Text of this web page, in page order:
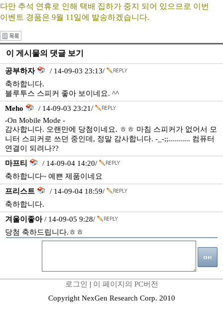
다만 추석 연휴로 인해 택배 집하가 중지 되어 있으므로 이번
이벤트 경품은 9월 11일에 발송하겠습니다.
이 게시물의 댓글 보기
공부하자
/ 14-09-03 23:13/
축하합니다.
블루투스 스피커 좋아 보이네요. ^^
Meho
/ 14-09-03 23:21/
-On Mobile Mode -
감사합니다. 오랜만에 당첨이네요. ㅎㅎ 마침 스피커가 없어서 모
니터 스피커로 쓰던 중인데, 정말 감사합니다. -_-;;........... 컴퓨터
연결이 되려나??
마프티
/ 14-09-04 14:20/
축하합니다~ 예쁜 제품이네요
프리스트
/ 14-09-04 18:59/
축하합니다.
겨울이좋아/ 14-09-05 9:28/
당첨 축하드립니다.ㅎㅎ
로그인 | 이 페이지의 PC버전
Copyright NexGen Research Corp. 2010